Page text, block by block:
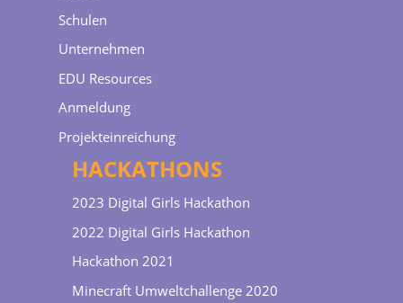
Schulen
Unternehmen
EDU Resources
Anmeldung
Projekteinreichung
HACKATHONS
2023 Digital Girls Hackathon
2022 Digital Girls Hackathon
Hackathon 2021
Minecraft Umweltchallenge 2020